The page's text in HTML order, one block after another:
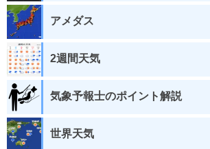
アメダス
2週間天気
気象予報士のポイント解説
世界天気